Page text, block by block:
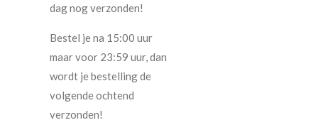
dag nog verzonden!
Bestel je na 15:00 uur
maar voor 23:59 uur, dan
wordt je bestelling de
volgende ochtend
verzonden!